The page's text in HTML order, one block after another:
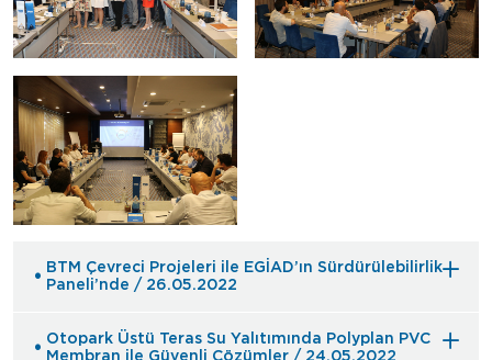
BTM Çevreci Projeleri ile EGİAD’ın Sürdürülebilirlik
Paneli’nde / 26.05.2022
Otopark Üstü Teras Su Yalıtımında Polyplan PVC
Membran ile Güvenli Çözümler / 24.05.2022